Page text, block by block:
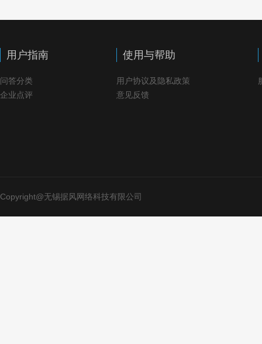
用户指南
问答分类
企业点评
使用与帮助
用户协议及隐私政策
意见反馈
Copyright@无锡据风网络科技有限公司